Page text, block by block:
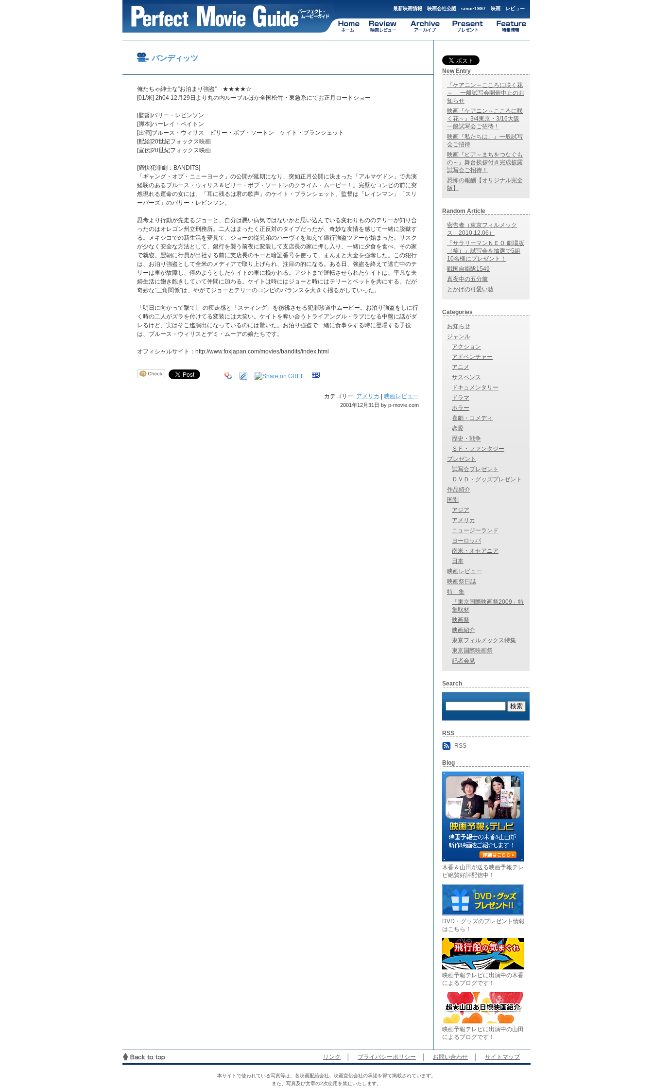
最新映画情報 映画会社公認 since1997 映画 レビュー
バンディッツ
俺たちゃ紳士な”お泊まり強盗” ★★★★☆
[01/米] 2h04 12月29日より丸の内ルーブルほか全国松竹・東急系にてお正月ロードショー
[監督]バリー・レビンソン
[脚本]ハーレイ・ペイトン
[出演]ブルース・ウィリス ビリー・ボブ・ソートン ケイト・ブランシェット
[配給]20世紀フォックス映画
[宣伝]20世紀フォックス映画
[痛快犯罪劇：BANDITS]
「ギャング・オブ・ニューヨーク」の公開が延期になり、突如正月公開に決まった「アルマゲドン」で共演
経験のあるブルース・ウィリス＆ビリー・ボブ・ソートンのクライム・ムービー！。完壁なコンビの前に突
然現れる運命の女には、「耳に残るは君の歌声」のケイト・ブランシェット。監督は「レインマン」「スリ
ーパーズ」のバリー・レビンソン。
思考より行動が先走るジョーと、自分は悪い病気ではないかと思い込んでいる変わりもののテリーが知り合
ったのはオレゴン州立刑務所。二人はまったく正反対のタイプだったが、奇妙な友情を感じて一緒に脱獄す
る。メキシコでの新生活を夢見て、ジョーの従兄弟のハーヴィを加えて銀行強盗ツアーが始まった。リスク
が少なく安全な方法として、銀行を襲う前夜に変装して支店長の家に押し入り、一緒に夕食を食べ、その家
で就寝。翌朝に行員が出社する前に支店長のキーと暗証番号を使って、まんまと大金を強奪した。この犯行
は、お泊り強盗として全米のメディアで取り上げられ、注目の的になる。ある日、強盗を終えて逃亡中のテ
リーは車が故障し、停めようとしたケイトの車に挽かれる。アジトまで運転させられたケイトは、平凡な夫
婦生活に飽き飽きしていて仲間に加わる。ケイトは時にはジョーと時にはテリーとベットを共にする。だが
奇妙な”三角関係”は、やがてジョーとテリーのコンビのバランスを大きく揺るがしていった。
「明日に向かって撃て!」の疾走感と「スティング」を彷彿させる犯罪珍道中ムービー。お泊り強盗をしに行
く時の二人がズラを付けてる変装には大笑い。ケイトを奪い合うトライアングル・ラブになる中盤に話がダ
レるけど、実はそこ迄演出になっているのには驚いた。お泊り強盗で一緒に食事をする時に登場する子役
は、ブルース・ウィリスとデミ・ムーアの娘たちです。
オフィシャルサイト：http://www.foxjapan.com/movies/bandits/index.html
カテゴリー: アメリカ 映画レビュー
2001年12月31日 by p-movie.com
New Entry
「ケアニン～こころに咲く花
～」 一般試写会開催中止のお
知らせ
映画『ケアニン～こころに咲
く花～』3/4東京・3/16大阪
一般試写会ご招待！
映画『私たちは、』一般試写
会ご招待
映画『ピア～まちをつなぐも
の～』舞台挨拶付き完成披露
試写会ご招待！
恐怖の報酬【オリジナル完全
版】
Random Article
密告者（東京フィルメック
ス 2010.12.06）
『サラリーマンＮＥＯ 劇場版
（笑）』試写会を抽選で5組
10名様にプレゼント！
戦国自衛隊1549
真夜中の五分前
とかげの可愛い嘘
Categories
お知らせ
ジャンル
アクション
アドベンチャー
アニメ
サスペンス
ドキュメンタリー
ドラマ
ホラー
喜劇・コメディ
恋愛
歴史・戦争
ＳＦ・ファンタジー
プレゼント
試写会プレゼント
ＤＶＤ・グッズプレゼント
作品紹介
国別
アジア
アメリカ
ニュージーランド
ヨーロッパ
南米・オセアニア
日本
映画レビュー
映画祭日誌
特 集
「東京国際映画祭2009」特
集取材
映画祭
映画紹介
東京フィルメックス特集
東京国際映画祭
記者会見
Search
RSS
RSS
Blog
木香＆山田が送る映画予報テレ
ビ絶賛好評配信中！
DVD・グッズのプレゼント情報
はこちら！
映画予報テレビに出演中の木香
によるブログです！
映画予報テレビに出演中の山田
によるブログです！
リンク プライバシーポリシー お問い合わせ サイトマップ
本サイトで使われている写真等は、各映画配給会社、映画宣伝会社の承諾を得て掲載されています。
また、写真及び文章の2次使用を禁止いたします。